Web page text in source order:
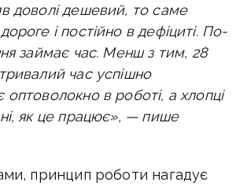
доволі дешевий, то саме
і постійно в дефіциті. По-
займає час. Менш з тим, 28
час успішно
оптоволокно в роботі, а хлопці
як це працює», — пише
принцип роботи нагадує